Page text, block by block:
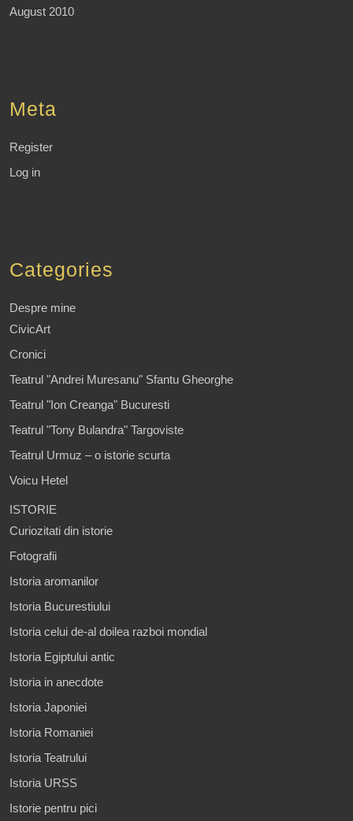
August 2010
Meta
Register
Log in
Categories
Despre mine
CivicArt
Cronici
Teatrul "Andrei Muresanu" Sfantu Gheorghe
Teatrul "Ion Creanga" Bucuresti
Teatrul "Tony Bulandra" Targoviste
Teatrul Urmuz – o istorie scurta
Voicu Hetel
ISTORIE
Curiozitati din istorie
Fotografii
Istoria aromanilor
Istoria Bucurestiului
Istoria celui de-al doilea razboi mondial
Istoria Egiptului antic
Istoria in anecdote
Istoria Japoniei
Istoria Romaniei
Istoria Teatrului
Istoria URSS
Istorie pentru pici